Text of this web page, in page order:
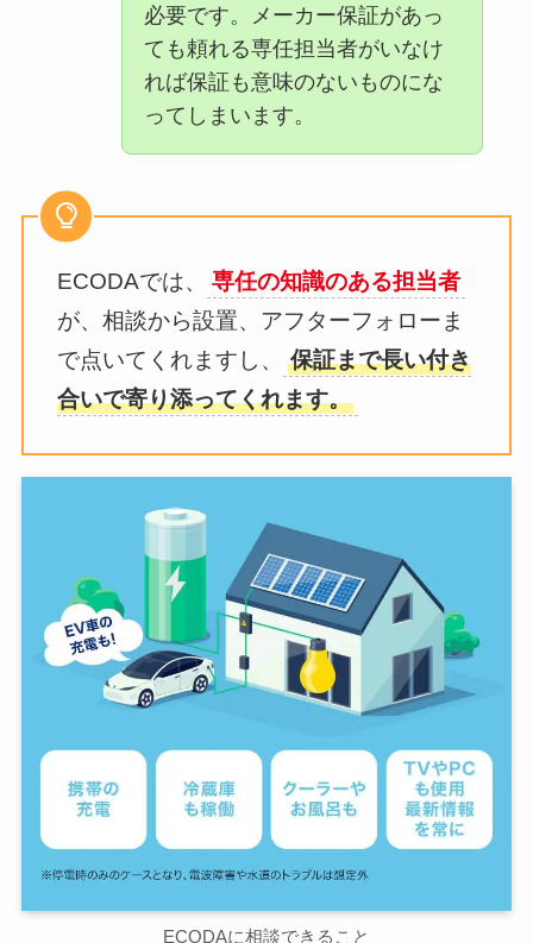
必要です。メーカー保証があっ
ても頼れる専任担当者がいなけ
れば保証も意味のないものにな
ってしまいます。
ECODAでは、
専任の知識のある担当者
が、相談から設置、アフターフォローま
で点いてくれますし、
保証まで長い付き
合いで寄り添ってくれます。
ECODAに相談できること